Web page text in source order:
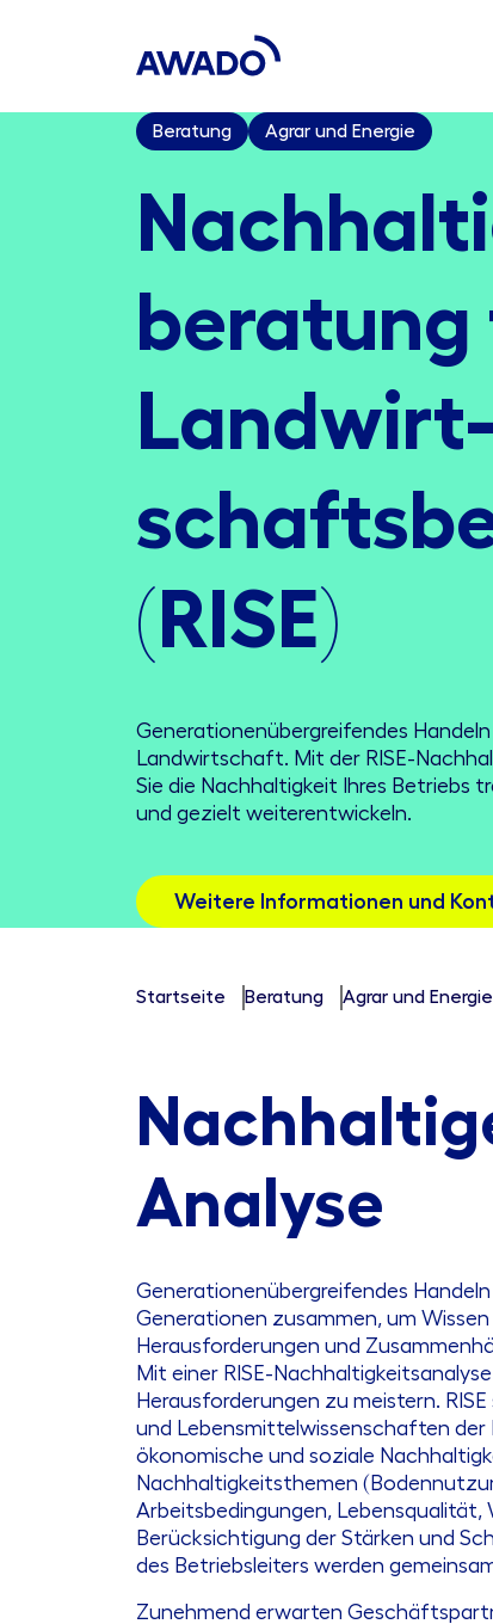
Beratung Agrar und Energie
beratung
Land­wirt­
(RISE)
Generationenübergreifendes
Landwirtschaft. Mit der RISE-
Sie die Nachhaltigkeit Ihres Betriebs
und gezielt weiterentwickeln.
Weitere Informationen und
Startseite Beratung Agrar und Energie
Analyse
Generationenübergreifendes
Generationen zusammen, um
Herausforderungen und
Mit einer RISE-
Herausforderungen zu meistern.
und Lebensmittelwissenschaften
ökonomische und soziale
Nachhaltigkeitsthemen
Arbeitsbedingungen,
Berücksichtigung der Stärken und
des Betriebsleiters werden
Zunehmend erwarten